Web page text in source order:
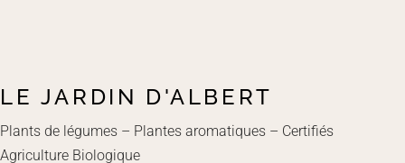
LE JARDIN D'ALBERT
Plants de légumes – Plantes aromatiques – Certifiés
Agriculture Biologique